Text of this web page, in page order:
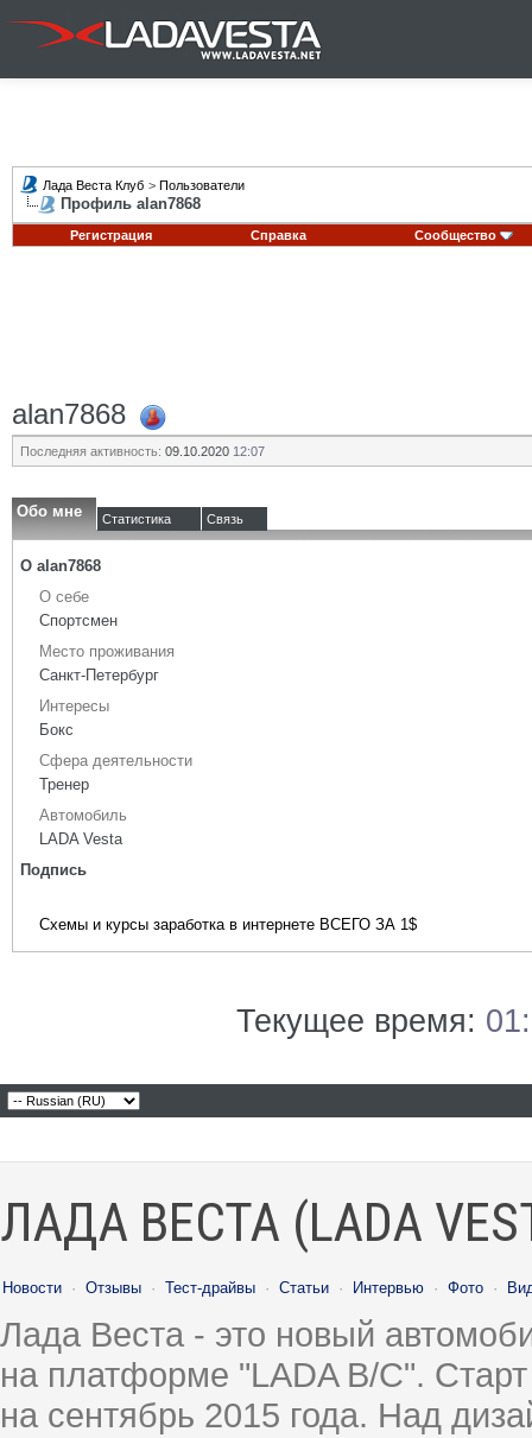
Лада Веста Клуб > Пользователи
Профиль alan7868
Регистрация Справка Сообщество
alan7868
Последняя активность: 09.10.2020 12:07
Обо мне Статистика Связь
О alan7868
О себе
Спортсмен
Место проживания
Санкт-Петербург
Интересы
Бокс
Сфера деятельности
Тренер
Автомобиль
LADA Vesta
Подпись
Схемы и курсы заработка в интернете ВСЕГО ЗА 1$
Текущее время:
ЛАДА ВЕСТА (LADA
Новости · Отзывы · Тест-драйвы · Статьи · Интервью · Фото ·
Лада Веста - это новый
на платформе "LADA B/C".
на сентябрь 2015 года. Над